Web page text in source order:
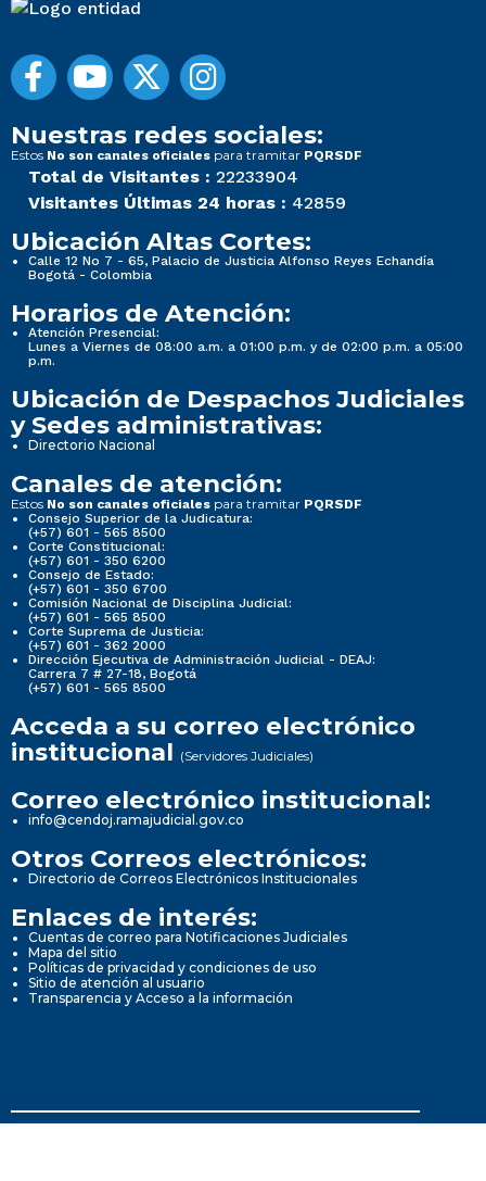
Nuestras redes sociales:
Estos No son canales oficiales para tramitar PQRSDF
Total de Visitantes : 22233904
Visitantes Últimas 24 horas : 42859
Ubicación Altas Cortes:
Calle 12 No 7 - 65, Palacio de Justicia Alfonso Reyes Echandía
Bogotá - Colombia
Horarios de Atención:
Atención Presencial:
Lunes a Viernes de 08:00 a.m. a 01:00 p.m. y de 02:00 p.m. a 05:00
p.m.
Ubicación de Despachos Judiciales
y Sedes administrativas:
Directorio Nacional
Canales de atención:
Estos No son canales oficiales para tramitar PQRSDF
Consejo Superior de la Judicatura:
(+57) 601 - 565 8500
Corte Constitucional:
(+57) 601 - 350 6200
Consejo de Estado:
(+57) 601 - 350 6700
Comisión Nacional de Disciplina Judicial:
(+57) 601 - 565 8500
Corte Suprema de Justicia:
(+57) 601 - 362 2000
Dirección Ejecutiva de Administración Judicial - DEAJ:
Carrera 7 # 27-18, Bogotá
(+57) 601 - 565 8500
Acceda a su correo electrónico
institucional (Servidores Judiciales)
Correo electrónico institucional:
info@cendoj.ramajudicial.gov.co
Otros Correos electrónicos:
Directorio de Correos Electrónicos Institucionales
Enlaces de interés:
Cuentas de correo para Notificaciones Judiciales
Mapa del sitio
Políticas de privacidad y condiciones de uso
Sitio de atención al usuario
Transparencia y Acceso a la información